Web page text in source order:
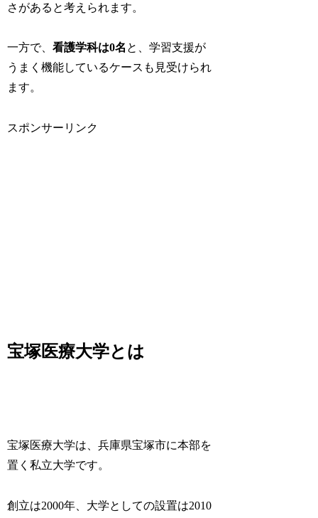
さがあると考えられます。
一方で、看護学科は0名 と、学習支援が
うまく機能しているケースも見受けられ
ます。
スポンサーリンク
宝塚医療大学とは
宝塚医療大学は、兵庫県宝塚市に本部を
置く私立大学です。
創立は2000年、大学としての設置は2010